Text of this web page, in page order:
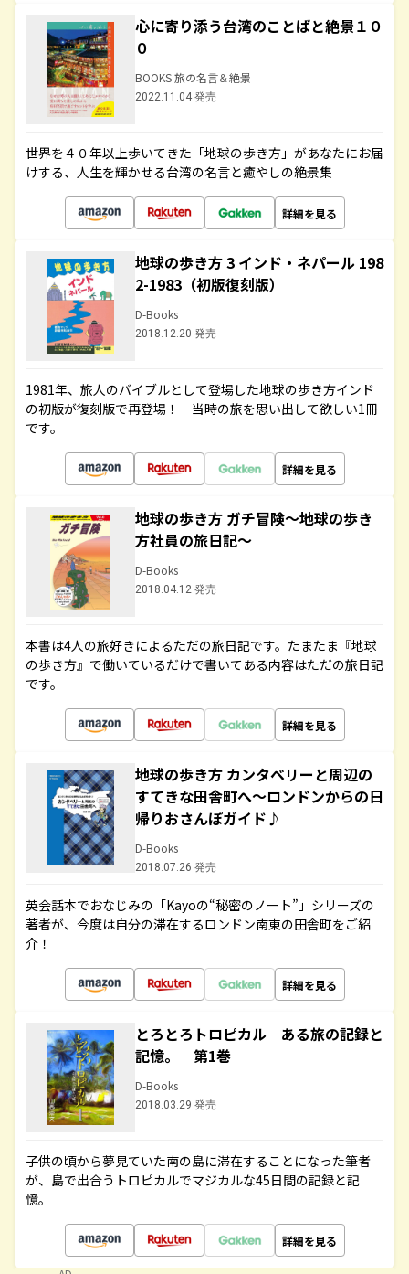
心に寄り添う台湾のことばと絶景１０
０
BOOKS 旅の名言＆絶景
2022.11.04 発売
世界を４０年以上歩いてきた「地球の歩き方」があなたにお届
けする、人生を輝かせる台湾の名言と癒やしの絶景集
詳細を見る
地球の歩き方 3 インド・ネパール 198
2-1983（初版復刻版）
D-Books
2018.12.20 発売
1981年、旅人のバイブルとして登場した地球の歩き方インド
の初版が復刻版で再登場！ 当時の旅を思い出して欲しい1冊
です。
詳細を見る
地球の歩き方 ガチ冒険～地球の歩き
方社員の旅日記～
D-Books
2018.04.12 発売
本書は4人の旅好きによるただの旅日記です。たまたま『地球
の歩き方』で働いているだけで書いてある内容はただの旅日記
です。
詳細を見る
地球の歩き方 カンタベリーと周辺の
すてきな田舎町へ～ロンドンからの日
帰りおさんぽガイド♪
D-Books
2018.07.26 発売
英会話本でおなじみの「Kayoの“秘密のノート”」シリーズの
著者が、今度は自分の滞在するロンドン南東の田舎町をご紹
介！
詳細を見る
とろとろトロピカル ある旅の記録と
記憶。 第1巻
D-Books
2018.03.29 発売
子供の頃から夢見ていた南の島に滞在することになった筆者
が、島で出合うトロピカルでマジカルな45日間の記録と記
憶。
詳細を見る